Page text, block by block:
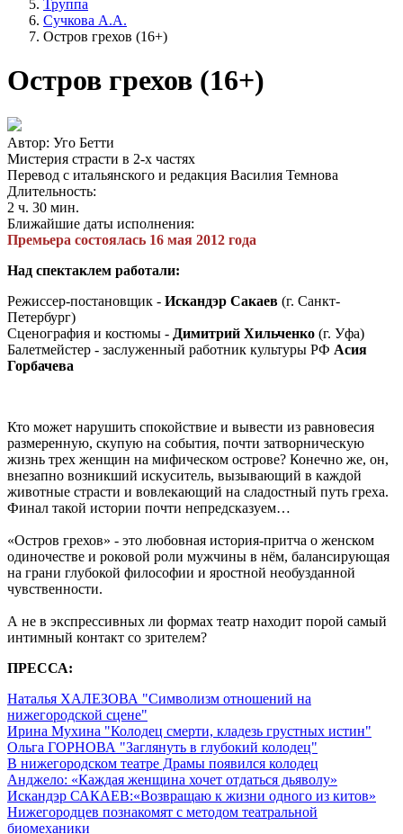
Труппа
Сучкова А.А.
Остров грехов (16+)
Остров грехов (16+)
Автор: Уго Бетти
Мистерия страсти в 2-х частях
Перевод с итальянского и редакция Василия Темнова
Длительность:
2 ч. 30 мин.
Ближайшие даты исполнения:
Премьера состоялась 16 мая 2012 года
Над спектаклем работали:
Режиссер-постановщик - Искандэр Сакаев (г. Санкт-
Петербург)
Сценография и костюмы - Димитрий Хильченко (г. Уфа)
Балетмейстер - заслуженный работник культуры РФ Асия
Горбачева
Кто может нарушить спокойствие и вывести из равновесия
размеренную, скупую на события, почти затворническую
жизнь трех женщин на мифическом острове? Конечно же, он,
внезапно возникший искуситель, вызывающий в каждой
животные страсти и вовлекающий на сладостный путь греха.
Финал такой истории почти непредсказуем…
«Остров грехов» - это любовная история-притча о женском
одиночестве и роковой роли мужчины в нём, балансирующая
на грани глубокой философии и яростной необузданной
чувственности.
А не в экспрессивных ли формах театр находит порой самый
интимный контакт со зрителем?
ПРЕССА:
Наталья ХАЛЕЗОВА "Символизм отношений на
нижегородской сцене"
Ирина Мухина "Колодец смерти, кладезь грустных истин"
Ольга ГОРНОВА "Заглянуть в глубокий колодец"
В нижегородском театре Драмы появился колодец
Анджело: «Каждая женщина хочет отдаться дьяволу»
Искандэр САКАЕВ:«Возвращаю к жизни одного из китов»
Нижегородцев познакомят с методом театральной
биомеханики